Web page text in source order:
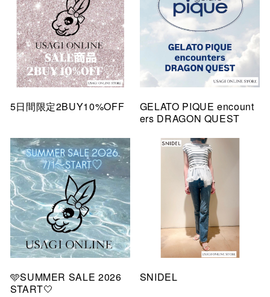
5日間限定2BUY10%OFF
GELATO PIQUE encount
ers DRAGON QUEST
🩵SUMMER SALE 2026
START🤍
SNIDEL